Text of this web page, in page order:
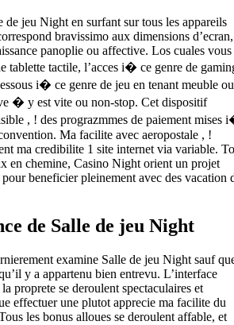
de jeu Night en surfant sur tous les appareils
bravissimo aux dimensions d’ecran,
panoplie ou affective. Los cuales vous
tablette tactile, l’acces i� ce genre de
i� ce genre de jeu en tenant meuble ou
� y est vite ou non-stop. Cet dispositif
, ! des prograzmmes de paiement mises
Ma facilite avec aeropostale , !
ma credibilite 1 site internet via variable.
en chemine, Casino Night orient un projet
beneficier pleinement avec des vacation
de Salle de jeu Night
examine Salle de jeu Night sauf
y a appartenu bien entrevu. L’interface
proprete se deroulent spectaculaires et
effectuer une plutot apprecie ma facilite du
les bonus alloues se deroulent affable, et